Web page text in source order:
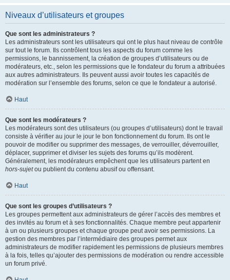
Niveaux d’utilisateurs et groupes
Que sont les administrateurs ?
Les administrateurs sont les utilisateurs qui ont le plus haut niveau de contrôle
sur tout le forum. Ils contrôlent tous les aspects du forum comme les
permissions, le bannissement, la création de groupes d’utilisateurs ou de
modérateurs, etc., selon les permissions que le fondateur du forum a attribuées
aux autres administrateurs. Ils peuvent aussi avoir toutes les capacités de
modération sur l’ensemble des forums, selon ce que le fondateur a autorisé.
Haut
Que sont les modérateurs ?
Les modérateurs sont des utilisateurs (ou groupes d’utilisateurs) dont le travail
consiste à vérifier au jour le jour le bon fonctionnement du forum. Ils ont le
pouvoir de modifier ou supprimer des messages, de verrouiller, déverrouiller,
déplacer, supprimer et diviser les sujets des forums qu’ils modèrent.
Généralement, les modérateurs empêchent que les utilisateurs partent en
hors-sujetou publient du contenu abusif ou offensant.
Haut
Que sont les groupes d’utilisateurs ?
Les groupes permettent aux administrateurs de gérer l’accès des membres et
des invités au forum et à ses fonctionnalités. Chaque membre peut appartenir
à un ou plusieurs groupes et chaque groupe peut avoir ses permissions. La
gestion des membres par l’intermédiaire des groupes permet aux
administrateurs de modifier rapidement les permissions de plusieurs membres
à la fois, telles qu’ajouter des permissions de modération ou rendre accessible
un forum privé.